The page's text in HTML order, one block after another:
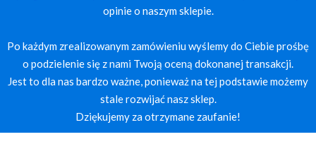
opinie o naszym sklepie.
Po każdym zrealizowanym zamówieniu wyślemy do Ciebie prośbę
o podzielenie się z nami Twoją oceną dokonanej transakcji.
Jest to dla nas bardzo ważne, ponieważ na tej podstawie możemy
stale rozwijać nasz sklep.
Dziękujemy za otrzymane zaufanie!